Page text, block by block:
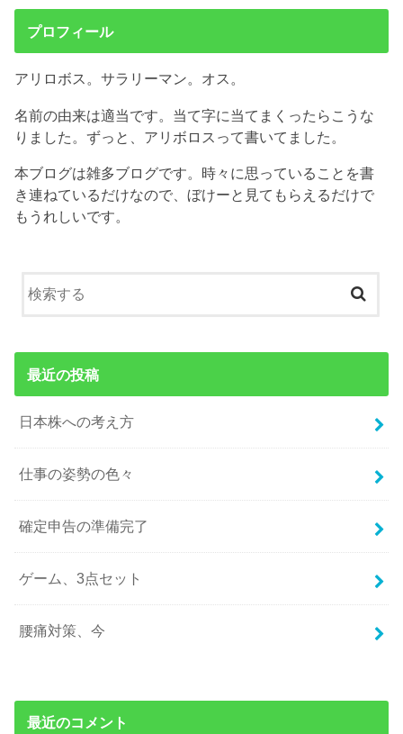
プロフィール
アリロボス。サラリーマン。オス。
名前の由来は適当です。当て字に当てまくったらこうな
りました。ずっと、アリボロスって書いてました。
本ブログは雑多ブログです。時々に思っていることを書
き連ねているだけなので、ぼけーと見てもらえるだけで
もうれしいです。
最近の投稿
日本株への考え方
仕事の姿勢の色々
確定申告の準備完了
ゲーム、3点セット
腰痛対策、今
最近のコメント